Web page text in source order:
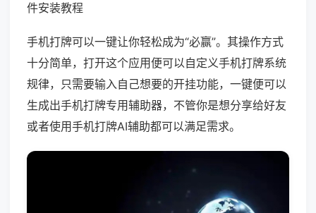
件安装教程
手机打牌可以一键让你轻松成为“必赢”。其操作方式
十分简单，打开这个应用便可以自定义手机打牌系统
规律，只需要输入自己想要的开挂功能，一键便可以
生成出手机打牌专用辅助器，不管你是想分享给好友
或者使用手机打牌AI辅助都可以满足需求。